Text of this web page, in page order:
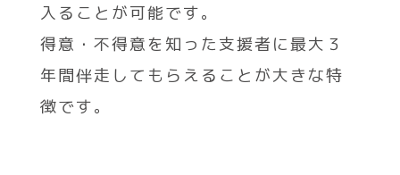
入ることが可能です。
得意・不得意を知った支援者に最大３
年間伴走してもらえることが大きな特
徴です。